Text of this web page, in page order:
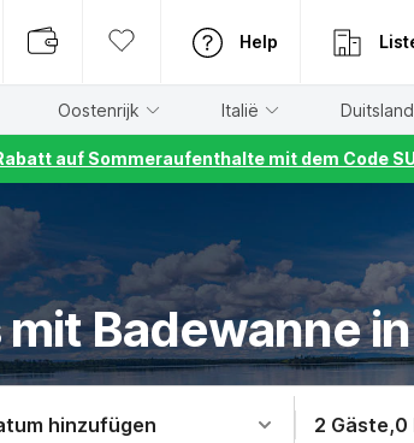
Help
Oostenrijk Italië Duitsland
auf Sommeraufenthalte mit dem Code
Badewanne
hinzufügen 2 Gäste,0